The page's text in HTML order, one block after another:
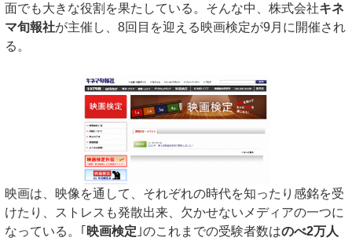
面でも大きな役割を果たしている。そんな中、株式会社キネ
マ旬報社が主催し、8回目を迎える映画検定が9月に開催され
る。
映画は、映像を通して、それぞれの時代を知ったり感銘を受
けたり、ストレスも発散出来、欠かせないメディアの一つに
なっている。｢ 映画検定 ｣のこれまでの受験者数はのべ2万人